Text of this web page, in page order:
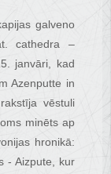
galveno
cathedra –
janvāri, kad
Azenputte in
vēstuli
minēts ap
hronikā:
- Aizpute, kur